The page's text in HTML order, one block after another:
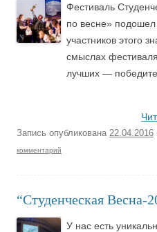
Фестиваль
по весне»
участников этого
смыслах
лучших —
Запись опубликована 22.04.2016
комментарий
“Студенческая Весна-
У нас есть